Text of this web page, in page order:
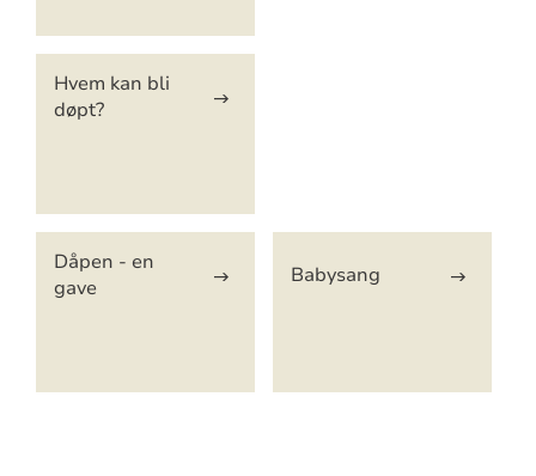
Hvem kan bli
døpt?
Dåpen - en
gave
Babysang